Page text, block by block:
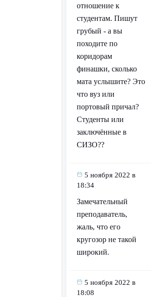
отношение к
студентам. Пишут
грубый - а вы
походите по
коридорам
финашки, сколько
мата услышите? Это
что вуз или
портовый причал?
Студенты или
заключённые в
СИЗО??
5 ноября 2022 в
18:34
Замечательный
преподаватель,
жаль, что его
кругозор не такой
широкий.
5 ноября 2022 в
18:08